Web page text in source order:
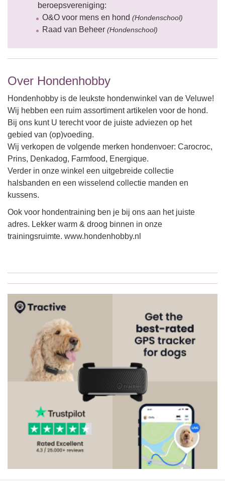
beroepsvereniging:
O&O voor mens en hond (Hondenschool)
Raad van Beheer (Hondenschool)
Over Hondenhobby
Hondenhobby is de leukste hondenwinkel van de Veluwe!
Wij hebben een ruim assortiment artikelen voor de hond.
Bij ons kunt U terecht voor de juiste adviezen op het
gebied van (op)voeding.
Wij verkopen de volgende merken hondenvoer: Carocroc,
Prins, Denkadog, Farmfood, Energique.
Verder in onze winkel een uitgebreide collectie
halsbanden en een wisselend collectie manden en
kussens.
Ook voor hondentraining ben je bij ons aan het juiste
adres. Lekker warm & droog binnen in onze
trainingsruimte. www.hondenhobby.nl